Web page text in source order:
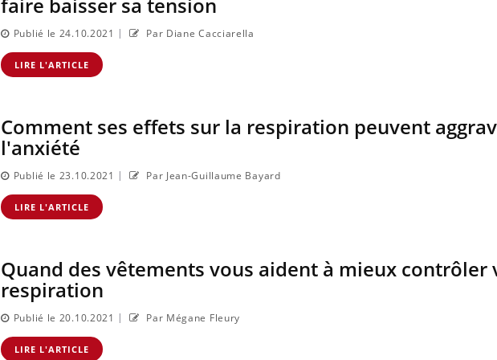
Publié le 24.10.2021 | Par Diane Cacciarella
LIRE L'ARTICLE
Comment ses effets sur la respiration peuvent
l'anxiété
Publié le 23.10.2021 | Par Jean-Guillaume Bayard
LIRE L'ARTICLE
Quand des vêtements vous aident à mieux contrôler
respiration
Publié le 20.10.2021 | Par Mégane Fleury
LIRE L'ARTICLE